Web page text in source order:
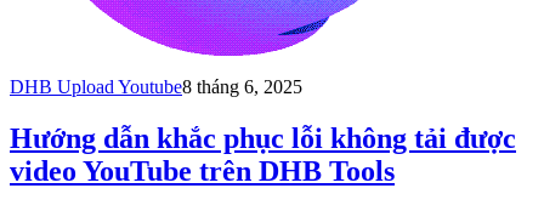
DHB Upload Youtube8 tháng 6, 2025
Hướng dẫn khắc phục lỗi không tải được
video YouTube trên DHB Tools